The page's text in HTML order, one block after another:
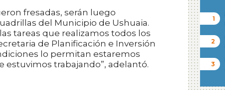
fresadas, serán luego
del Municipio de Ushuaia.
tareas que realizamos todos los
de Planificación e Inversión
lo permitan estaremos
estuvimos trabajando”, adelantó.